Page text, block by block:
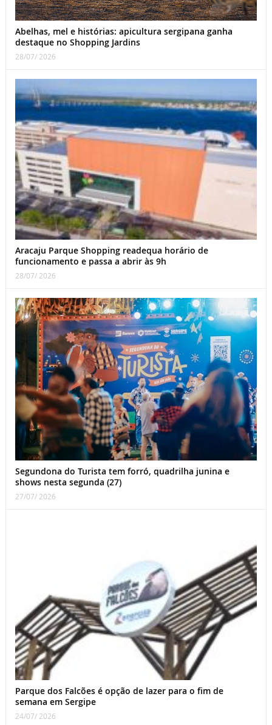
Abelhas, mel e histórias: apicultura sergipana ganha
destaque no Shopping Jardins
28/07/ 2026
Aracaju Parque Shopping readequa horário de
funcionamento e passa a abrir às 9h
28/07/ 2026
Segundona do Turista tem forró, quadrilha junina e
shows nesta segunda (27)
27/07/ 2026
Parque dos Falcões é opção de lazer para o fim de
semana em Sergipe
24/07/ 2026